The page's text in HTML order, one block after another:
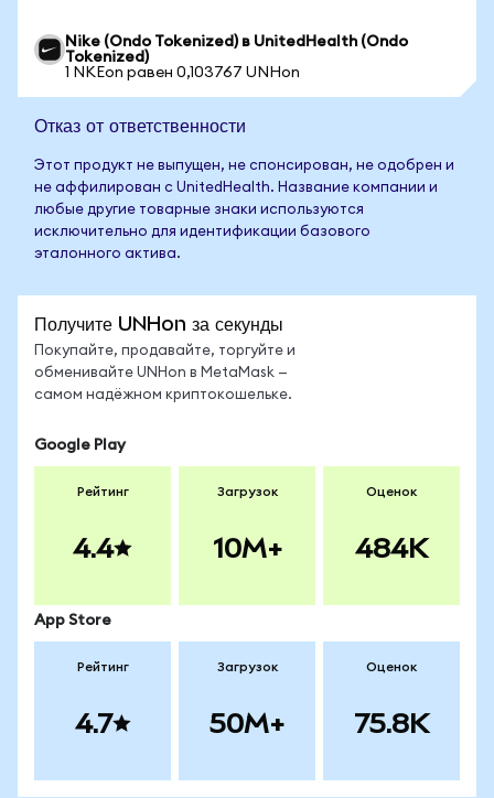
Nike (Ondo Tokenized) в UnitedHealth (Ondo
Tokenized)
1 NKEon равен 0,103767 UNHon
Отказ от ответственности
Этот продукт не выпущен, не спонсирован, не одобрен и
не аффилирован с UnitedHealth. Название компании и
любые другие товарные знаки используются
исключительно для идентификации базового
эталонного актива.
Получите UNHon за секунды
Покупайте, продавайте, торгуйте и
обменивайте UNHon в MetaMask —
самом надёжном криптокошельке.
Google Play
Рейтинг
4.4
Загрузок
10M+
Оценок
484K
App Store
Рейтинг
4.7
Загрузок
50M+
Оценок
75.8K